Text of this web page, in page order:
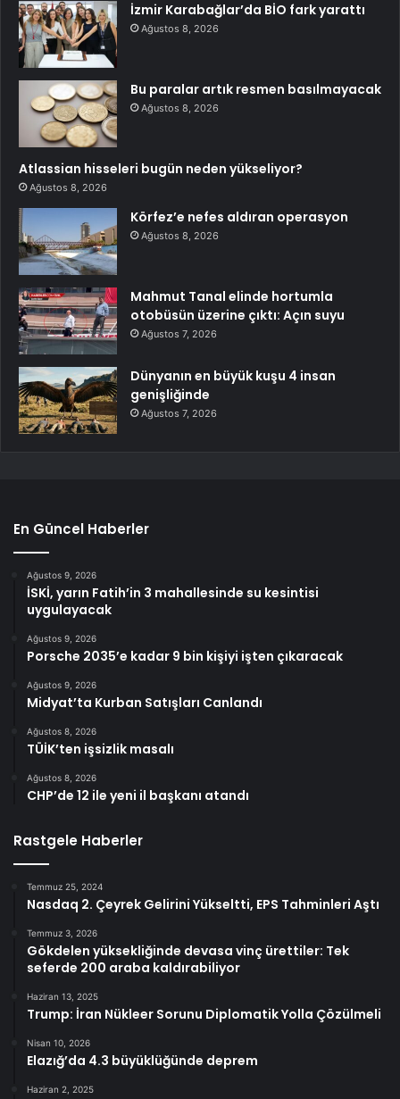
İzmir Karabağlar’da BİO fark yarattı
Ağustos 8, 2026
Bu paralar artık resmen basılmayacak
Ağustos 8, 2026
Atlassian hisseleri bugün neden yükseliyor?
Ağustos 8, 2026
Körfez’e nefes aldıran operasyon
Ağustos 8, 2026
Mahmut Tanal elinde hortumla
otobüsün üzerine çıktı: Açın suyu
Ağustos 7, 2026
Dünyanın en büyük kuşu 4 insan
genişliğinde
Ağustos 7, 2026
En Güncel Haberler
Ağustos 9, 2026
İSKİ, yarın Fatih’in 3 mahallesinde su kesintisi
uygulayacak
Ağustos 9, 2026
Porsche 2035’e kadar 9 bin kişiyi işten çıkaracak
Ağustos 9, 2026
Midyat’ta Kurban Satışları Canlandı
Ağustos 8, 2026
TÜİK’ten işsizlik masalı
Ağustos 8, 2026
CHP’de 12 ile yeni il başkanı atandı
Rastgele Haberler
Temmuz 25, 2024
Nasdaq 2. Çeyrek Gelirini Yükseltti, EPS Tahminleri Aştı
Temmuz 3, 2026
Gökdelen yüksekliğinde devasa vinç ürettiler: Tek
seferde 200 araba kaldırabiliyor
Haziran 13, 2025
Trump: İran Nükleer Sorunu Diplomatik Yolla Çözülmeli
Nisan 10, 2026
Elazığ’da 4.3 büyüklüğünde deprem
Haziran 2, 2025